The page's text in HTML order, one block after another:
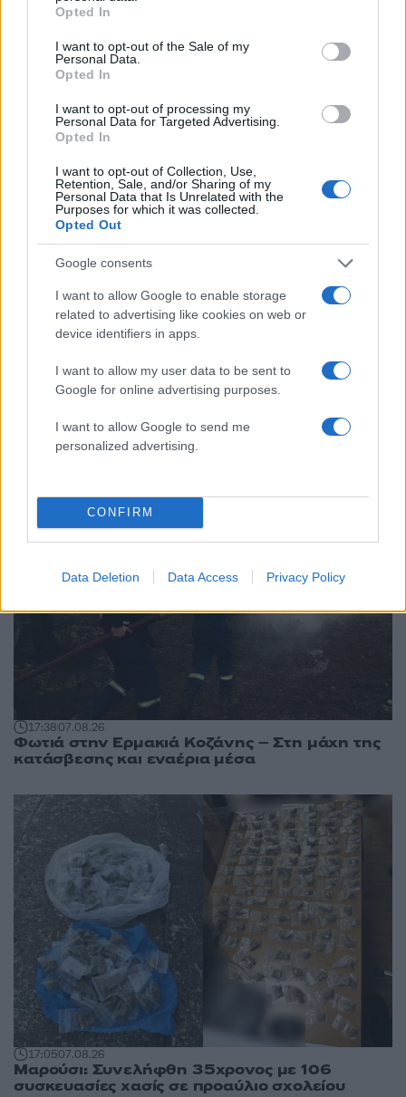
use your data for below specified purposes in below Google
consent section.
Opted In
I want to opt-out of the Sale of my
Personal Data.
Opted In
I want to opt-out of processing my
Personal Data for Targeted Advertising.
Opted In
I want to opt-out of Collection, Use,
Retention, Sale, and/or Sharing of my
Personal Data that Is Unrelated with the
Purposes for which it was collected.
Opted Out
Google consents
I want to allow Google to enable storage
related to advertising like cookies on web or
device identifiers in apps.
I want to allow my user data to be sent to
Google for online advertising purposes.
I want to allow Google to send me
personalized advertising.
CONFIRM
Data Deletion Data Access Privacy Policy
«Ελπίδα για τη Δημοκρατία»
Canadair 515: Οι πρώτες εικόνες από την
κατασκευή του αεροσκάφους που θα
επιχειρεί και τη νύχτα στα μέτωπα της
Marfin: Η 46χρονη πήρε προθεσμία για
να απολογηθεί την Τρίτη – «Είναι αθώα,
100.000 άτομα»
Μεταφορές χρημάτων: Πότε μπορεί να
θεωρηθούν δωρεές και να επιβληθεί
φόρος – Τι ισχυεί για τις γονικές παροχές
Το πολωμένο μελτέμι που τροφοδότησε
τις φωτιές σε Αττική και Βοιωτία: «Από τα
ισχυρότερα επεισόδια των τελευταίων 50
χρόνων»
άρθρα
17:3807.08.26
Φωτιά στην Ερμακιά Κοζάνης – Στη μάχη της
κατάσβεσης και εναέρια μέσα
17:0507.08.26
Μαρούσι: Συνελήφθη 35χρονος με 106
συσκευασίες χασίς σε προαύλιο σχολείου